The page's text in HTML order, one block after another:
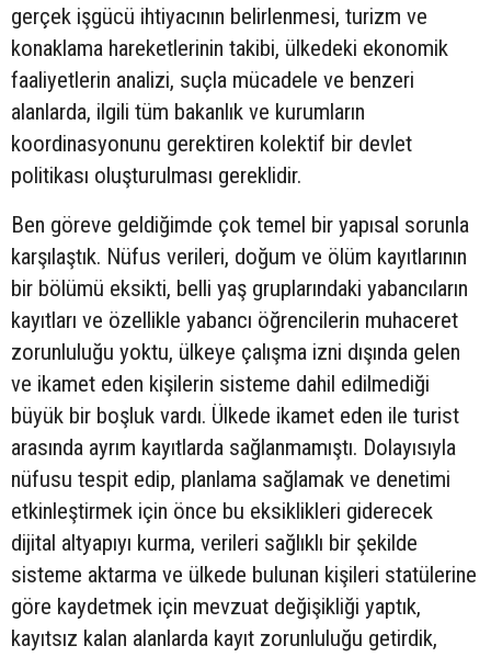
gerçek işgücü ihtiyacının belirlenmesi, turizm ve
konaklama hareketlerinin takibi, ülkedeki ekonomik
faaliyetlerin analizi, suçla mücadele ve benzeri
alanlarda, ilgili tüm bakanlık ve kurumların
koordinasyonunu gerektiren kolektif bir devlet
politikası oluşturulması gereklidir.
Ben göreve geldiğimde çok temel bir yapısal sorunla
karşılaştık. Nüfus verileri, doğum ve ölüm kayıtlarının
bir bölümü eksikti, belli yaş gruplarındaki yabancıların
kayıtları ve özellikle yabancı öğrencilerin muhaceret
zorunluluğu yoktu, ülkeye çalışma izni dışında gelen
ve ikamet eden kişilerin sisteme dahil edilmediği
büyük bir boşluk vardı. Ülkede ikamet eden ile turist
arasında ayrım kayıtlarda sağlanmamıştı. Dolayısıyla
nüfusu tespit edip, planlama sağlamak ve denetimi
etkinleştirmek için önce bu eksiklikleri giderecek
dijital altyapıyı kurma, verileri sağlıklı bir şekilde
sisteme aktarma ve ülkede bulunan kişileri statülerine
göre kaydetmek için mevzuat değişikliği yaptık,
kayıtsız kalan alanlarda kayıt zorunluluğu getirdik,